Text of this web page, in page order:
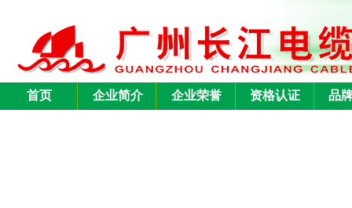
首页 企业简介 企业荣誉 资格认证 品